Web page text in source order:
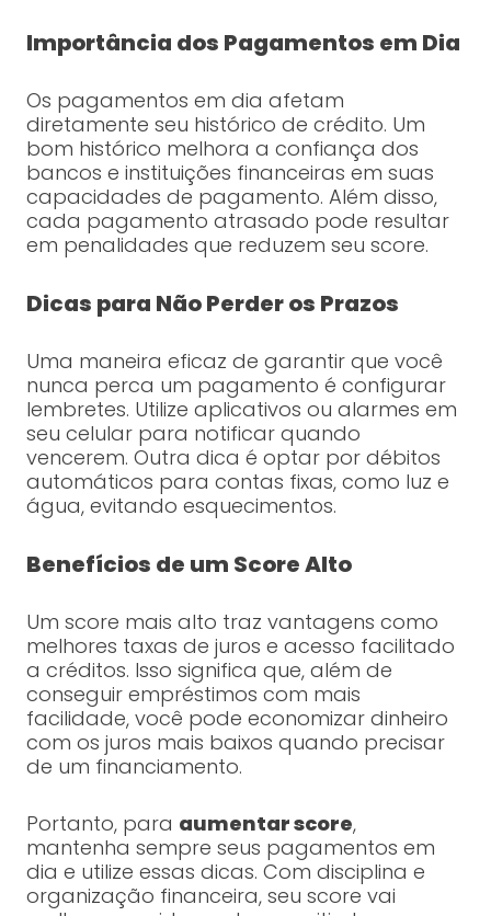
Importância dos Pagamentos em Dia
Os pagamentos em dia afetam
diretamente seu histórico de crédito. Um
bom histórico melhora a confiança dos
bancos e instituições financeiras em suas
capacidades de pagamento. Além disso,
cada pagamento atrasado pode resultar
em penalidades que reduzem seu score.
Dicas para Não Perder os Prazos
Uma maneira eficaz de garantir que você
nunca perca um pagamento é configurar
lembretes. Utilize aplicativos ou alarmes em
seu celular para notificar quando
vencerem. Outra dica é optar por débitos
automáticos para contas fixas, como luz e
água, evitando esquecimentos.
Benefícios de um Score Alto
Um score mais alto traz vantagens como
melhores taxas de juros e acesso facilitado
a créditos. Isso significa que, além de
conseguir empréstimos com mais
facilidade, você pode economizar dinheiro
com os juros mais baixos quando precisar
de um financiamento.
Portanto, para aumentar score,
mantenha sempre seus pagamentos em
dia e utilize essas dicas. Com disciplina e
organização financeira, seu score vai